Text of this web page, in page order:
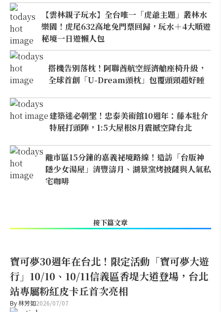
【雲林親子玩水】全台唯一「虎爺主題」叢林水
樂園！虎尾632高地免門票回歸，玩水＋4大順遊
秘境一日遊懶人包
搭機告別落枕！阿聯酋航空經濟艙座椅升級，
全球首創「U-Dream頭枕」包覆頭頸超好睡
建築迷必朝聖！忠泰美術館10週年：藤本壯介
特展打頭陣，1:5大屋根8月震撼空降台北
離市區15分鐘的嘉義祕境路線！造訪「台版神
隱少女湯屋」清豐濤月、湖景窯烤披薩與人氣私
宅咖啡
接下篇文章
寶可夢30週年在台北！限定活動「寶可夢大遊
行」10/10、10/11信義區香堤大道登場，台北
站專屬粉紅皮卡丘首次亮相
By林芳如2026/07/07